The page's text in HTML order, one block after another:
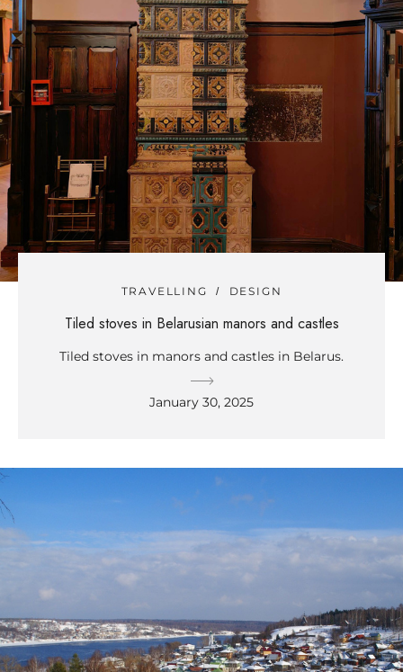
TRAVELLING DESIGN
Tiled stoves in Belarusian manors and castles
Tiled stoves in manors and castles in Belarus.
January 30, 2025